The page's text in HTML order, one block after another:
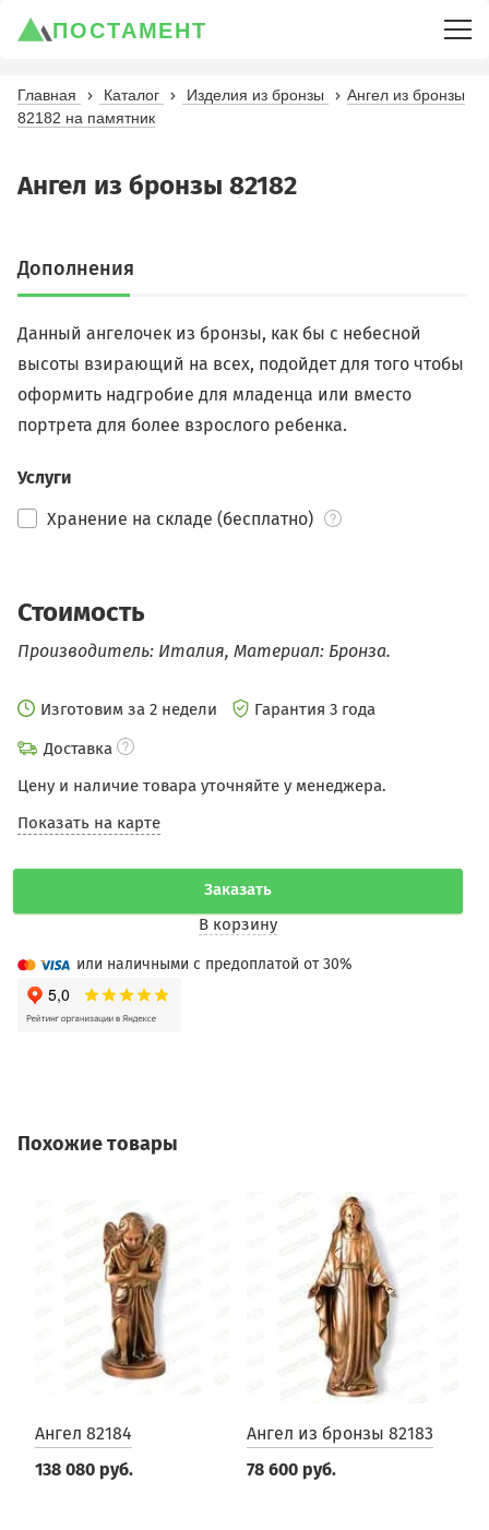
ПОСТАМЕНТ
Главная Каталог Изделия из бронзы
Ангел из бронзы
82182 на памятник
Ангел из бронзы 82182
Дополнения
Данный ангелочек из бронзы, как бы с небесной
высоты взирающий на всех, подойдет для того чтобы
оформить надгробие для младенца или вместо
портрета для более взрослого ребенка.
Услуги
Хранение на складе (бесплатно)
Стоимость
Производитель: Италия, Материал: Бронза.
Изготовим за 2 недели
Гарантия 3 года
Доставка
Цену и наличие товара уточняйте у менеджера.
Показать на карте
Заказать
В корзину
или наличными с предоплатой от 30%
Похожие товары
Ангел 82184
138 080 руб.
Ангел из бронзы 82183
78 600 руб.